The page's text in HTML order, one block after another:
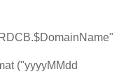
("yyyyMMdd